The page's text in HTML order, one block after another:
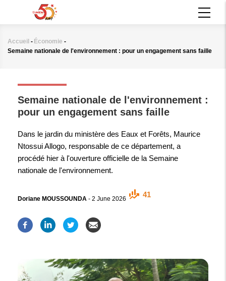
principal
Fil
Accueil - Économie -
Semaine nationale de l'environnement : pour un engagement sans faille
Semaine nationale de l'environnement :
pour un engagement sans faille
Dans le jardin du ministère des Eaux et Forêts, Maurice
Ntossui Allogo, responsable de ce département, a
procédé hier à l'ouverture officielle de la Semaine
nationale de l'environnement.
Doriane MOUSSOUNDA - 2 June 2026
41